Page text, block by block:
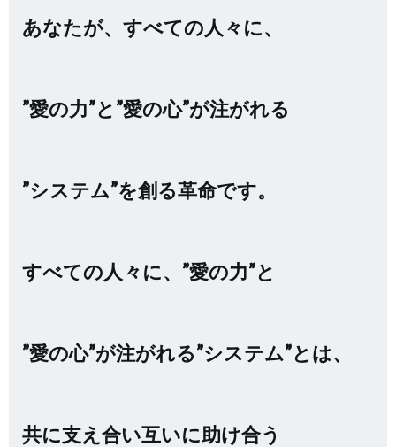
あなたが、すべての人々に、
”愛の力”と”愛の心”が注がれる
”システム”を創る革命です。
すべての人々に、”愛の力”と
”愛の心”が注がれる”システム”とは、
共に支え合い互いに助け合う